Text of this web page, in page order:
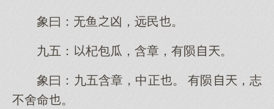
象曰：无鱼凶，远民。
九五：杞包瓜，含章，有陨。
象曰：九五含章，中正。 有陨，志
不舍命。